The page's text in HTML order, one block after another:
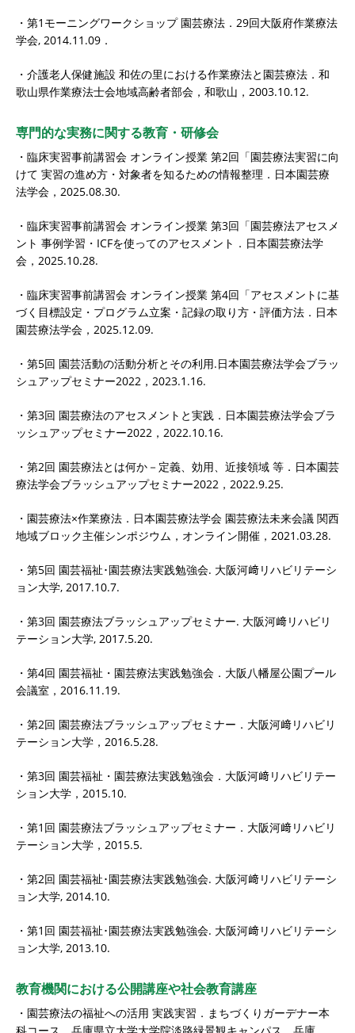
・第1モーニングワークショップ 園芸療法．29回大阪府作業療法
学会, 2014.11.09．
・介護老人保健施設 和佐の里における作業療法と園芸療法．和
歌山県作業療法士会地域高齢者部会，和歌山，2003.10.12.
専門的な実務に関する教育・研修会
・臨床実習事前講習会 オンライン授業 第2回「園芸療法実習に向
けて 実習の進め方・対象者を知るための情報整理．日本園芸療
法学会，2025.08.30.
・臨床実習事前講習会 オンライン授業 第3回「園芸療法アセスメ
ント 事例学習・ICFを使ってのアセスメント．日本園芸療法学
会，2025.10.28.
・臨床実習事前講習会 オンライン授業 第4回「アセスメントに基
づく目標設定・プログラム立案・記録の取り方・評価方法．日本
園芸療法学会，2025.12.09.
・第5回 園芸活動の活動分析とその利用.日本園芸療法学会ブラッ
シュアップセミナー2022，2023.1.16.
・第3回 園芸療法のアセスメントと実践．日本園芸療法学会ブラ
ッシュアップセミナー2022，2022.10.16.
・第2回 園芸療法とは何か－定義、効用、近接領域 等．日本園芸
療法学会ブラッシュアップセミナー2022，2022.9.25.
・園芸療法×作業療法．日本園芸療法学会 園芸療法未来会議 関西
地域ブロック主催シンポジウム，オンライン開催，2021.03.28.
・第5回 園芸福祉･園芸療法実践勉強会. 大阪河﨑リハビリテーシ
ョン大学, 2017.10.7.
・第3回 園芸療法ブラッシュアップセミナー. 大阪河﨑リハビリ
テーション大学, 2017.5.20.
・第4回 園芸福祉・園芸療法実践勉強会．大阪八幡屋公園プール
会議室，2016.11.19.
・第2回 園芸療法ブラッシュアップセミナー．大阪河﨑リハビリ
テーション大学，2016.5.28.
・第3回 園芸福祉・園芸療法実践勉強会．大阪河﨑リハビリテー
ション大学，2015.10.
・第1回 園芸療法ブラッシュアップセミナー．大阪河﨑リハビリ
テーション大学，2015.5.
・第2回 園芸福祉･園芸療法実践勉強会. 大阪河﨑リハビリテーシ
ョン大学, 2014.10.
・第1回 園芸福祉･園芸療法実践勉強会. 大阪河﨑リハビリテーシ
ョン大学, 2013.10.
教育機関における公開講座や社会教育講座
・園芸療法の福祉への活用 実践実習．まちづくりガーデナー本